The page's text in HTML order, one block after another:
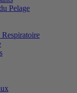
Pelage
Respiratoire